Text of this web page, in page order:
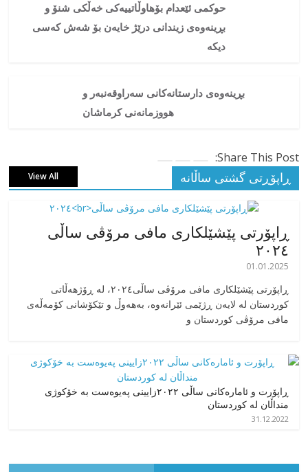
حوکمی ئێعدام بۆهاوڵاتییەکی خەڵکی شنۆ و
بڕینەوەی زیندانی درێژ خایەن بۆ شەش کەسی
دیکە
بڕینەوەی دارستانەکانی سەراوقەنبەر و
هووزمانەنی کرماشان
Share This Post:
ڕاپۆڕتی گشتی ساڵانه View All
ڕاپۆرتی پێشێلکاری مافی مرۆڤی ساڵی
٢٠٢٤
01.01.2025
‎ڕاپۆرتی پێشێلکاری مافی مرۆڤی ساڵی٢٠٢٤، له ڕۆژهەڵاتی
کوردستان له لایەن ڕژێمی ئێرانەوە، بە‎هەوڵ و تێکۆشانی کۆمەڵەی
مافی مرۆڤی کوردستان و
ڕاپۆرت و ئامارەکانی ساڵی ٢٠٢٢زایینی پەیوەست بە خۆکوژی
منداڵان لە کوردستان
31.12.2022